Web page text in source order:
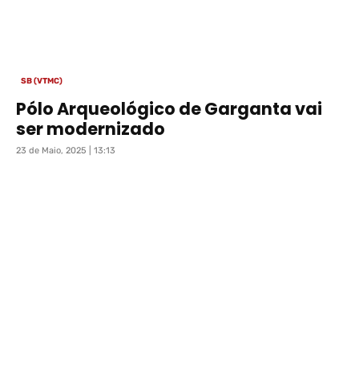
SB (VTMC)
Pólo Arqueológico de Garganta vai
ser modernizado
23 de Maio, 2025 | 13:13